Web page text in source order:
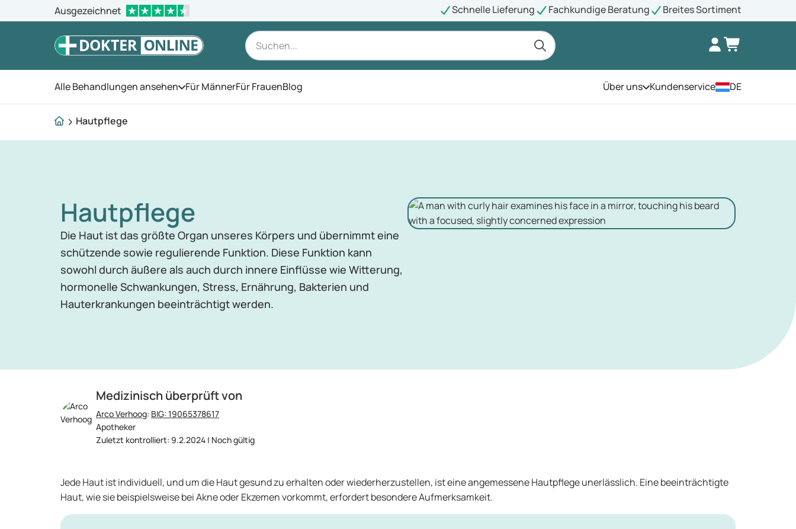
Ausgezeichnet Schnelle Lieferung Fachkundige Beratung Breites Sortiment
Alle Behandlungen ansehen Öffnen Sie das Menü
Für MännerFür FrauenBlog Über unsÖffnen Sie das Menü
Kundenservice DE
Hautpflege
Hautpflege
Die Haut ist das größte Organ unseres Körpers und übernimmt eine
schützende sowie regulierende Funktion. Diese Funktion kann
sowohl durch äußere als auch durch innere Einflüsse wie Witterung,
hormonelle Schwankungen, Stress, Ernährung, Bakterien und
Hauterkrankungen beeinträchtigt werden.
Medizinisch überprüft von
Arco Verhoog: BIG: 19065378617
Apotheker
Zuletzt kontrolliert: 9.2.2024 | Noch gültig
Jede Haut ist individuell, und um die Haut gesund zu erhalten oder wiederherzustellen, ist eine angemessene Hautpflege unerlässlich. Eine beeinträchtigte
Haut, wie sie beispielsweise bei Akne oder Ekzemen vorkommt, erfordert besondere Aufmerksamkeit.